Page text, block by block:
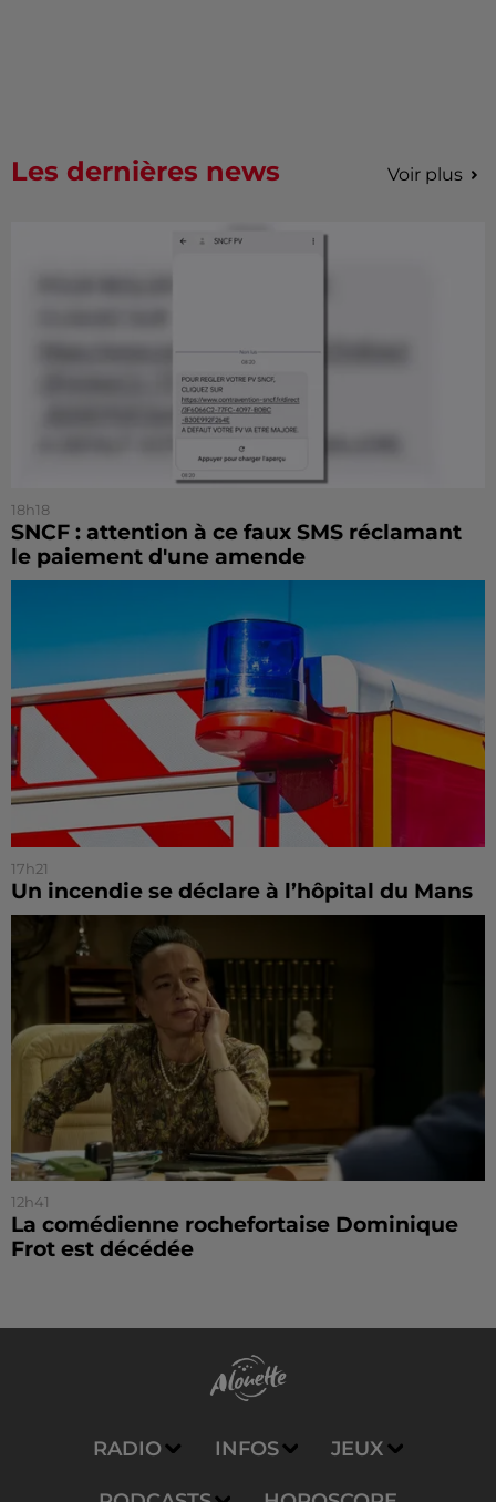
Les dernières news Voir plus
18h18
SNCF : attention à ce faux SMS réclamant
le paiement d'une amende
17h21
Un incendie se déclare à l’hôpital du Mans
12h41
La comédienne rochefortaise Dominique
Frot est décédée
RADIO INFOS JEUX